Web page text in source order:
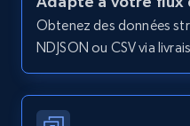
Zpid, City, State,
and more.
Obtenez des données
NDJSON ou CSV via